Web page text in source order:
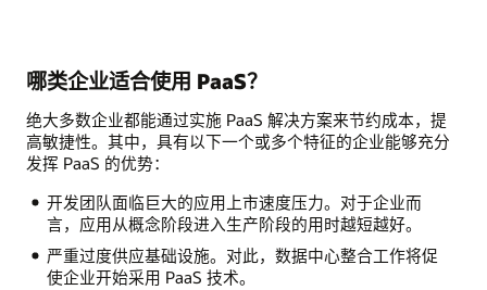
哪类企业适合使用 PaaS？
绝大多数企业都能通过实施 PaaS 解决方案来节约成本，提
高敏捷性。其中，具有以下一个或多个特征的企业能够充分
发挥 PaaS 的优势：
开发团队面临巨大的应用上市速度压力。对于企业而
言，应用从概念阶段进入生产阶段的用时越短越好。
严重过度供应基础设施。对此，数据中心整合工作将促
使企业开始采用 PaaS 技术。